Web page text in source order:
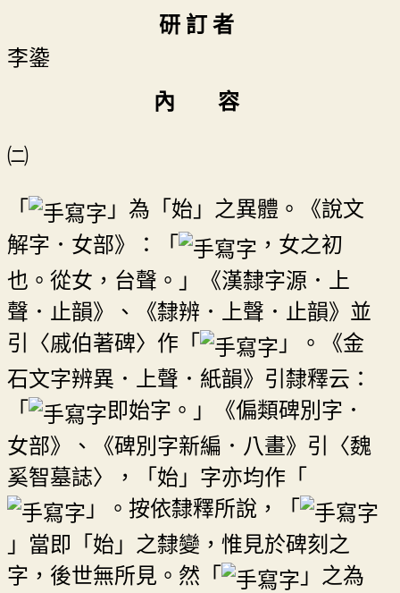
研 訂 者
李鍌
內 容
㈡
「
」為「始」之異體。《說文
解字．女部》：「
，女之初
也。從女，台聲。」《漢隸字源．上
聲．止韻》、《隸辨．上聲．止韻》並
引〈戚伯著碑〉作「
」。《金
石文字辨異．上聲．紙韻》引隸釋云：
「
即始字。」《偏類碑別字．
女部》、《碑別字新編．八畫》引〈魏
奚智墓誌〉，「始」字亦均作「
」。按依隸釋所說，「
」當即「始」之隸變，惟見於碑刻之
字，後世無所見。然「
」之為